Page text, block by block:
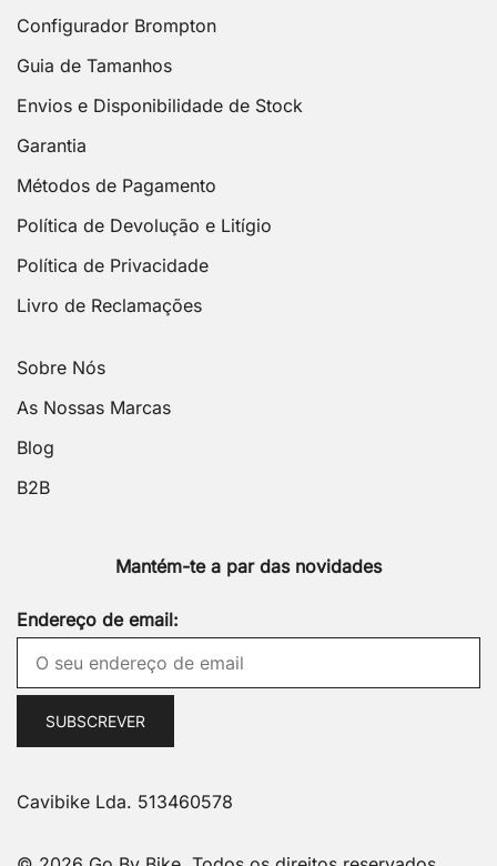
Configurador Brompton
Guia de Tamanhos
Envios e Disponibilidade de Stock
Garantia
Métodos de Pagamento
Política de Devolução e Litígio
Política de Privacidade
Livro de Reclamações
Sobre Nós
As Nossas Marcas
Blog
B2B
Mantém-te a par das novidades
Endereço de email:
Cavibike Lda. 513460578